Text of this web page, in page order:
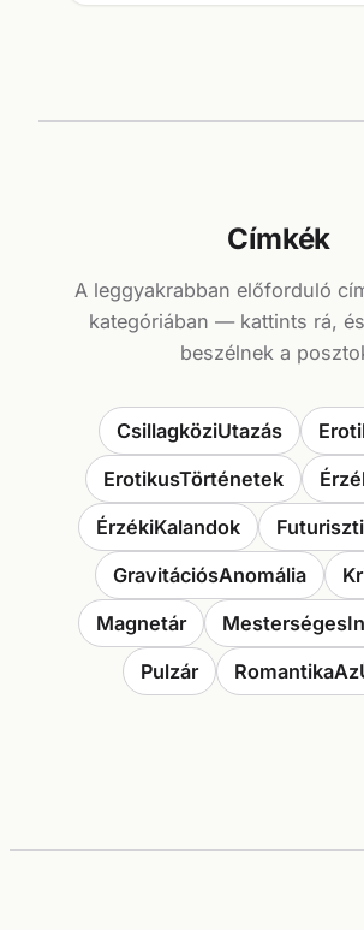
Címkék
A leggyakrabban előforduló
kategóriában — kattints rá,
beszélnek a
CsillagköziUtazás
ErotikusTörténetek
ÉrzékiKalandok
GravitációsAnomália
Magnetár
Pulzár